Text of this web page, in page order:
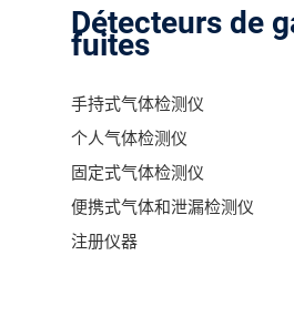
Détecteurs de
fuites
手持式气体检测仪
个人气体检测仪
固定式气体检测仪
便携式气体和泄漏检测仪
注册仪器